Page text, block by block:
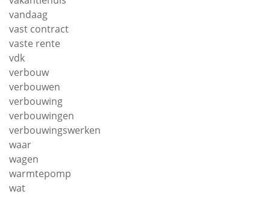
vandaag
vast contract
vaste rente
vdk
verbouw
verbouwen
verbouwing
verbouwingen
verbouwingswerken
waar
wagen
warmtepomp
wat